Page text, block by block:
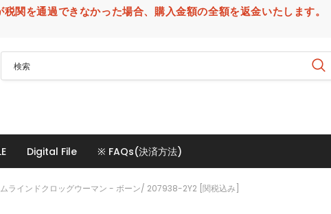
た場合、購入金額の全額を返金いたします。
Digital File ※ FAQs(決済方法)
ラインドクロッグウーマン - ボーン/ 207938-2Y2 [関税込み]